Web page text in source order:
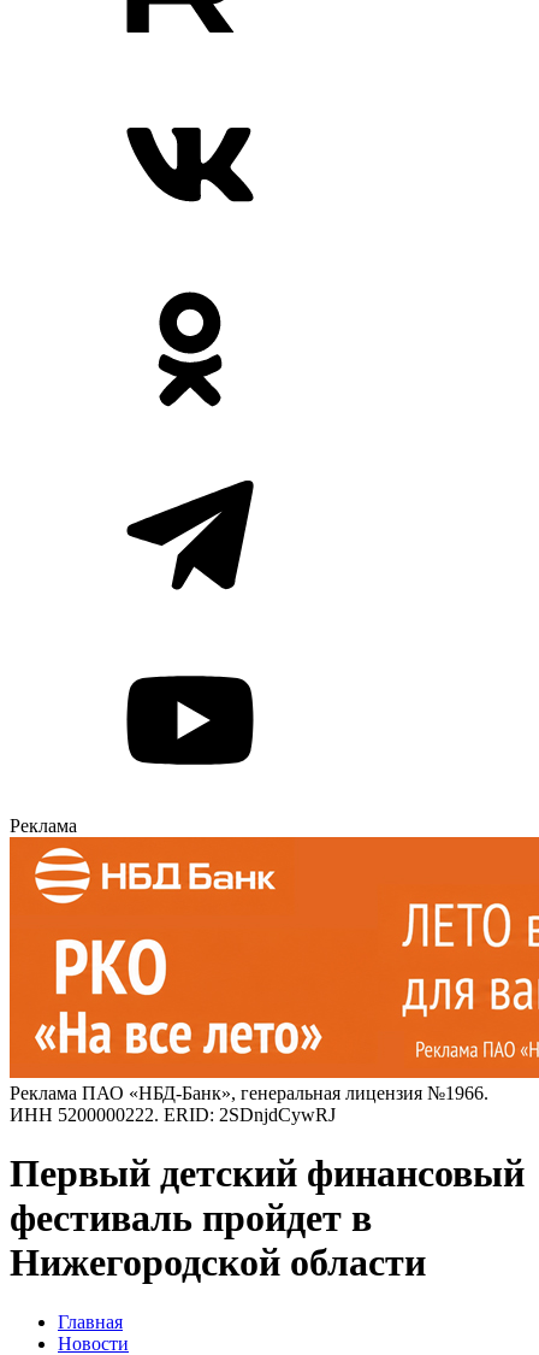
Реклама
Реклама ПАО «НБД-Банк», генеральная лицензия №1966.
ИНН 5200000222. ERID: 2SDnjdCywRJ
Первый детский финансовый
фестиваль пройдет в
Нижегородской области
Главная
Новости